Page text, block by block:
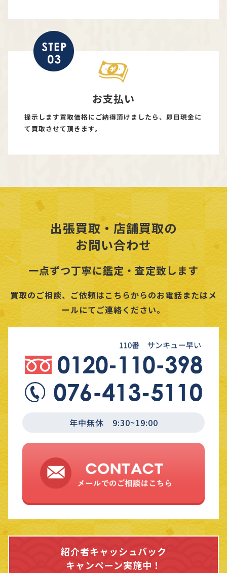
お支払い
提示します買取価格にご納得頂けましたら、即日現金に
て買取させて頂きます。
出張買取・店舗買取の
お問い合わせ
一点ずつ丁寧に鑑定・査定致します
買取のご相談、ご依頼はこちらからのお電話またはメ
ールにてご連絡ください。
年中無休 9:30~19:00
紹介者キャッシュバック
キャンペーン実施中！